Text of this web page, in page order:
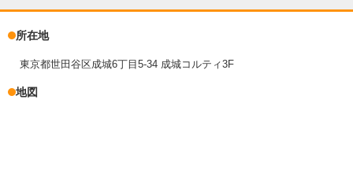
所在地
東京都世田谷区成城6丁目5-34 成城コルティ3F
地図